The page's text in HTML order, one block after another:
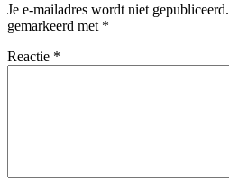
Je e-mailadres wordt niet gepubliceerd.
gemarkeerd met *
Reactie *